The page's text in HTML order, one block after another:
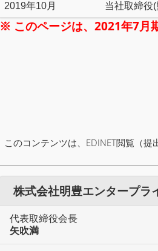
2019年10月 当社取締役
※ このページは、2021年7月
このコンテンツは、EDINET閲覧（提
株式会社明豊エンタープラ
代表取締役会長
矢吹満